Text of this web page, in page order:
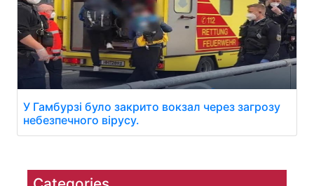
У Гамбурзі було закрито вокзал через загрозу
небезпечного вірусу.